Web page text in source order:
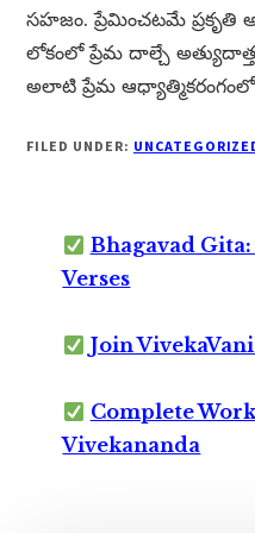
సహజం. ప్రేమించటమే ప్రకృతి
లోకంలో ప్రేమ దాల్చే
అలాటి ప్రేమ ఆధ్యాత్మికరంగంలో
FILED UNDER:
Bhagavad Gita:
Verses
Join
Complete
Vivekananda